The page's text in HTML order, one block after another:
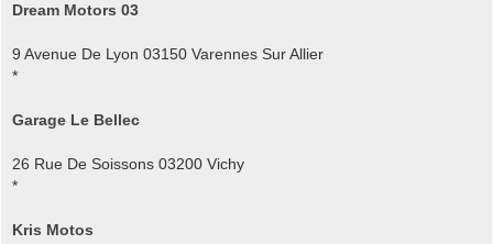
Dream Motors 03
9 Avenue De Lyon 03150 Varennes Sur Allier
*
Garage Le Bellec
26 Rue De Soissons 03200 Vichy
*
Kris Motos